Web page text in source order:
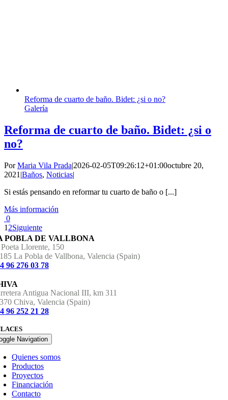
Reforma de cuarto de baño. Bidet: ¿si o no?
Galería
Reforma de cuarto de baño. Bidet: ¿si o
no?
PorMaria Vila Prada|2026-02-05T09:26:12+01:00octubre 20,
2021 |Baños, Noticias|
Si estás pensando en reformar tu cuarto de baño o [...]
Más información
0
1 2Siguiente
POBLA DE VALLBONA
Llorente, 150
La Pobla de Vallbona, Valencia (Spain)
96 276 03 78
Antigua Nacional III, km 311
Chiva, Valencia (Spain)
96 252 21 28
Navigation
Quienes somos
Productos
Proyectos
Financiación
Contacto